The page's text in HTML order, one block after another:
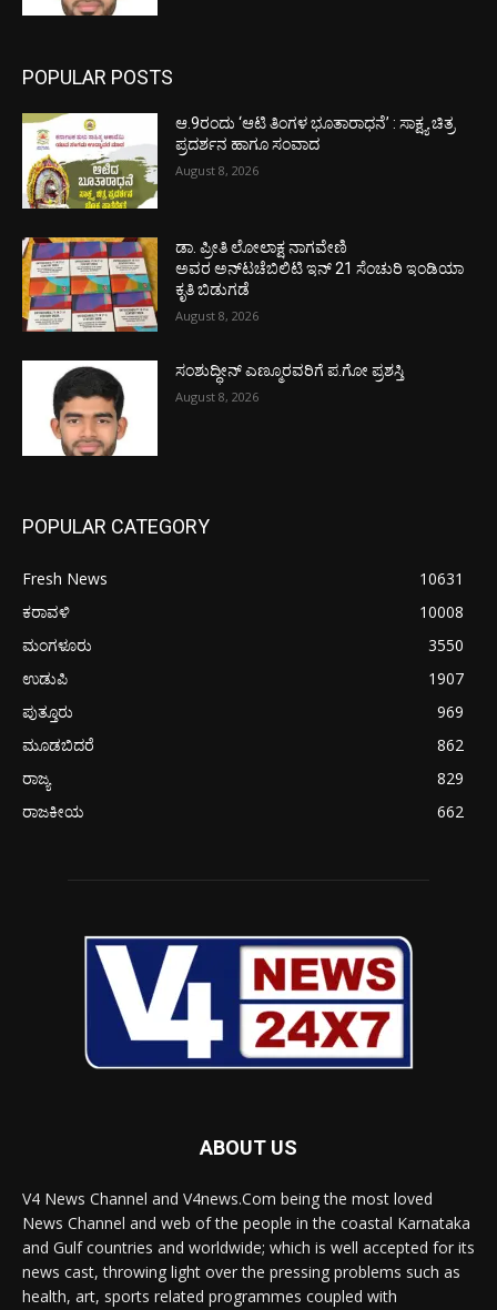
POPULAR POSTS
ಆ.9ರಂದು ‘ಆಟಿ ತಿಂಗಳ ಭೂತಾರಾಧನೆ’ : ಸಾಕ್ಷ್ಯ ಚಿತ್ರ
ಪ್ರದರ್ಶನ ಹಾಗೂ ಸಂವಾದ
August 8, 2026
ಡಾ. ಪ್ರೀತಿ ಲೋಲಾಕ್ಷ ನಾಗವೇಣಿ
ಅವರ ಅನ್‌ಟಚೆಬಿಲಿಟಿ ಇನ್ 21 ಸೆಂಚುರಿ ಇಂಡಿಯಾ
ಕೃತಿ ಬಿಡುಗಡೆ
August 8, 2026
ಸಂಶುದ್ಧೀನ್ ಎಣ್ಮೂರವರಿಗೆ ಪ.ಗೋ ಪ್ರಶಸ್ತಿ
August 8, 2026
POPULAR CATEGORY
Fresh News
10631
ಕರಾವಳಿ
10008
ಮಂಗಳೂರು
3550
ಉಡುಪಿ
1907
ಪುತ್ತೂರು
969
ಮೂಡಬಿದರೆ
862
ರಾಜ್ಯ
829
ರಾಜಕೀಯ
662
ABOUT US
V4 News Channel and V4news.Com being the most loved
News Channel and web of the people in the coastal Karnataka
and Gulf countries and worldwide; which is well accepted for its
news cast, throwing light over the pressing problems such as
health, art, sports related programmes coupled with